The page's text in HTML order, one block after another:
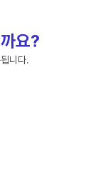
요?
니다.